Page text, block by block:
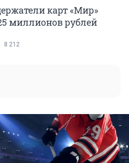
карт «Мир»
миллионов рублей
8 212